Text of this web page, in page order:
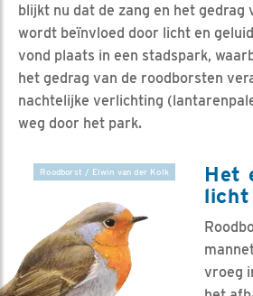
blijkt nu dat de zang en het
wordt beïnvloed door licht en
vond plaats in een stadspark,
het gedrag van de roodborsten
nachtelijke verlichting
weg door het park.
Roodborst / Elwin van der Kolk
Het
licht
vroeg